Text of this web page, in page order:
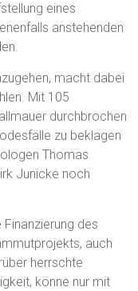
eines
anstehenden
macht dabei
Mit 105
durchbrochen
zu beklagen
Thomas
Junicke noch
Finanzierung des
auch
herrschte
könne nur mit